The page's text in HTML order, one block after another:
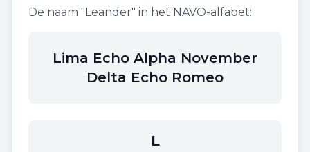
De naam "Leander" in het NAVO-alfabet:
Lima Echo Alpha November
Delta Echo Romeo
L